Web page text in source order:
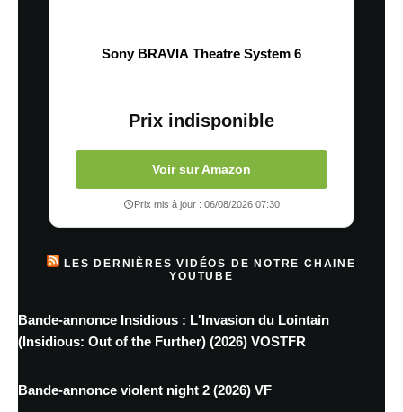
Sony BRAVIA Theatre System 6
Prix indisponible
Voir sur Amazon
Prix mis à jour : 06/08/2026 07:30
LES DERNIÈRES VIDÉOS DE NOTRE CHAINE
YOUTUBE
Bande-annonce Insidious : L'Invasion du Lointain
(Insidious: Out of the Further) (2026) VOSTFR
Bande-annonce violent night 2 (2026) VF